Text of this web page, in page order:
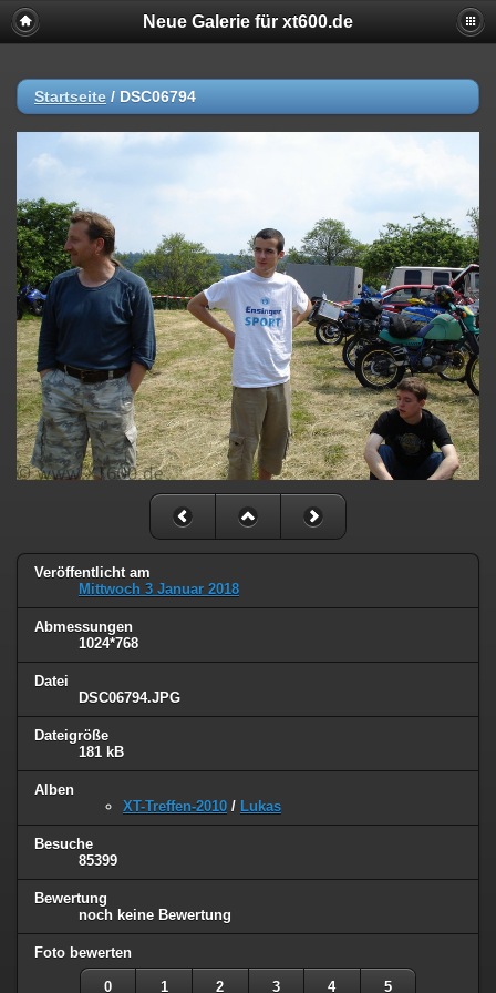
Neue Galerie für xt600.de
Startseite / DSC06794
Veröffentlicht am
Mittwoch 3 Januar 2018
Abmessungen
1024*768
Datei
DSC06794.JPG
Dateigröße
181 kB
Alben
XT-Treffen-2010 / Lukas
Besuche
85399
Bewertung
noch keine Bewertung
Foto bewerten
0 1 2 3 4 5